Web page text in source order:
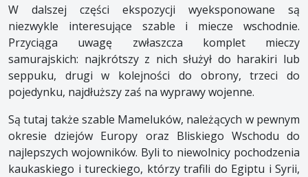
W dalszej części ekspozycji wyeksponowane są
niezwykle interesujące szable i miecze wschodnie.
Przyciąga uwagę zwłaszcza komplet mieczy
samurajskich: najkrótszy z nich służył do harakiri lub
seppuku, drugi w kolejności do obrony, trzeci do
pojedynku, najdłuższy zaś na wyprawy wojenne.
Są tutaj także szable Mameluków, należących w pewnym
okresie dziejów Europy oraz Bliskiego Wschodu do
najlepszych wojowników. Byli to niewolnicy pochodzenia
kaukaskiego i tureckiego, którzy trafili do Egiptu i Syrii,